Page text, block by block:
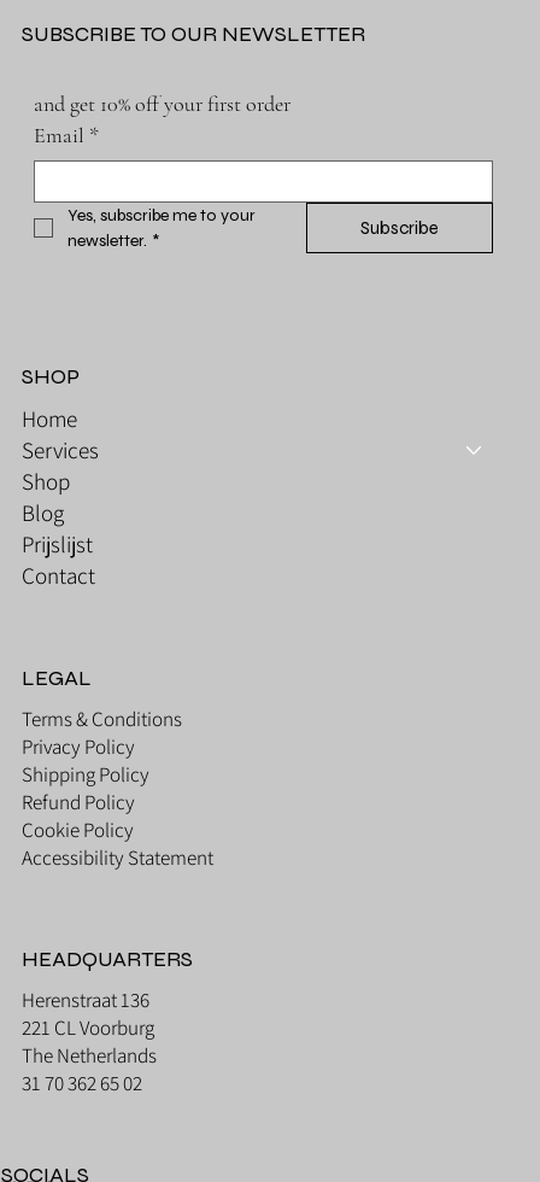
SUBSCRIBE TO OUR NEWSLETTER
and get 10% off your first order
Email *
Yes, subscribe me to your
newsletter. *
Subscribe
SHOP
Home
Services
Shop
Blog
Prijslijst
Contact
LEGAL
Terms & Conditions
Privacy Policy
Shipping Policy
Refund Policy
Cookie Policy
Accessibility Statement
HEADQUARTERS
Herenstraat 136
221 CL Voorburg
The Netherlands
31 70 362 65 02
SOCIALS